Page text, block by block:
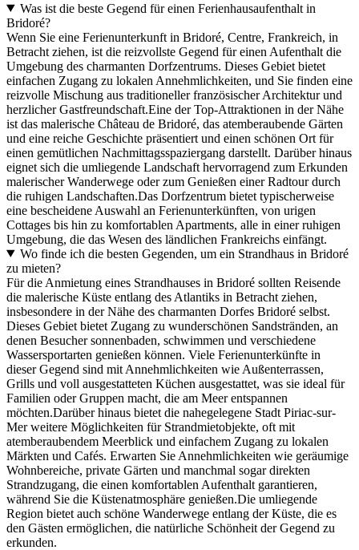
Was ist die beste Gegend für einen Ferienhausaufenthalt in
Bridoré?
Wenn Sie eine Ferienunterkunft in Bridoré, Centre, Frankreich, in
Betracht ziehen, ist die reizvollste Gegend für einen Aufenthalt die
Umgebung des charmanten Dorfzentrums. Dieses Gebiet bietet
einfachen Zugang zu lokalen Annehmlichkeiten, und Sie finden eine
reizvolle Mischung aus traditioneller französischer Architektur und
herzlicher Gastfreundschaft.Eine der Top-Attraktionen in der Nähe
ist das malerische Château de Bridoré, das atemberaubende Gärten
und eine reiche Geschichte präsentiert und einen schönen Ort für
einen gemütlichen Nachmittagsspaziergang darstellt. Darüber hinaus
eignet sich die umliegende Landschaft hervorragend zum Erkunden
malerischer Wanderwege oder zum Genießen einer Radtour durch
die ruhigen Landschaften.Das Dorfzentrum bietet typischerweise
eine bescheidene Auswahl an Ferienunterkünften, von urigen
Cottages bis hin zu komfortablen Apartments, alle in einer ruhigen
Umgebung, die das Wesen des ländlichen Frankreichs einfängt.
Wo finde ich die besten Gegenden, um ein Strandhaus in Bridoré
zu mieten?
Für die Anmietung eines Strandhauses in Bridoré sollten Reisende
die malerische Küste entlang des Atlantiks in Betracht ziehen,
insbesondere in der Nähe des charmanten Dorfes Bridoré selbst.
Dieses Gebiet bietet Zugang zu wunderschönen Sandstränden, an
denen Besucher sonnenbaden, schwimmen und verschiedene
Wassersportarten genießen können. Viele Ferienunterkünfte in
dieser Gegend sind mit Annehmlichkeiten wie Außenterrassen,
Grills und voll ausgestatteten Küchen ausgestattet, was sie ideal für
Familien oder Gruppen macht, die am Meer entspannen
möchten.Darüber hinaus bietet die nahegelegene Stadt Piriac-sur-
Mer weitere Möglichkeiten für Strandmietobjekte, oft mit
atemberaubendem Meerblick und einfachem Zugang zu lokalen
Märkten und Cafés. Erwarten Sie Annehmlichkeiten wie geräumige
Wohnbereiche, private Gärten und manchmal sogar direkten
Strandzugang, die einen komfortablen Aufenthalt garantieren,
während Sie die Küstenatmosphäre genießen.Die umliegende
Region bietet auch schöne Wanderwege entlang der Küste, die es
den Gästen ermöglichen, die natürliche Schönheit der Gegend zu
erkunden.